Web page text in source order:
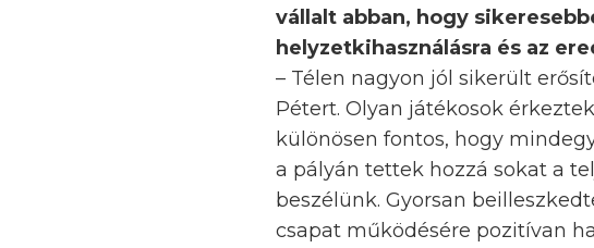
vállalt abban, hogy
helyzetkihasználásra és az
– Télen nagyon jól sikerült
Pétert. Olyan játékosok
különösen fontos, hogy
a pályán tettek hozzá sokat a
beszélünk. Gyorsan
csapat működésére pozitívan